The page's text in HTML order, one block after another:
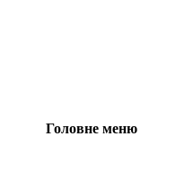
Головне меню